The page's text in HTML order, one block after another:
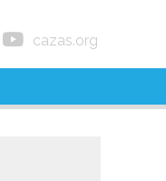
cazas.org